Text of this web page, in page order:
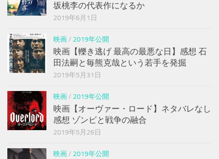
坂桃李の代表作になるか
2019年6月1日
映画/ 2019年公開
映画【轢き逃げ 最高の最悪な日】感想 石
田法嗣と毎熊克哉という若手を発掘
2019年5月31日
映画/ 2019年公開
映画【オーヴァー・ロード】ネタバレなし
感想 ゾンビと戦争の融合
2019年5月26日
映画/ 2019年公開